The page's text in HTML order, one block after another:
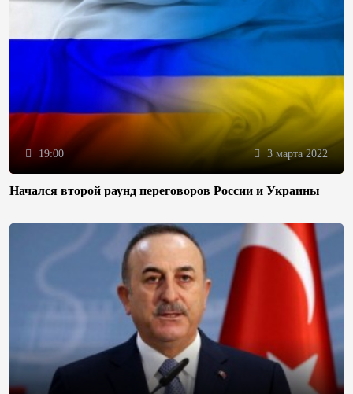
19:00 3 марта 2022
Начался второй раунд переговоров России и Украины